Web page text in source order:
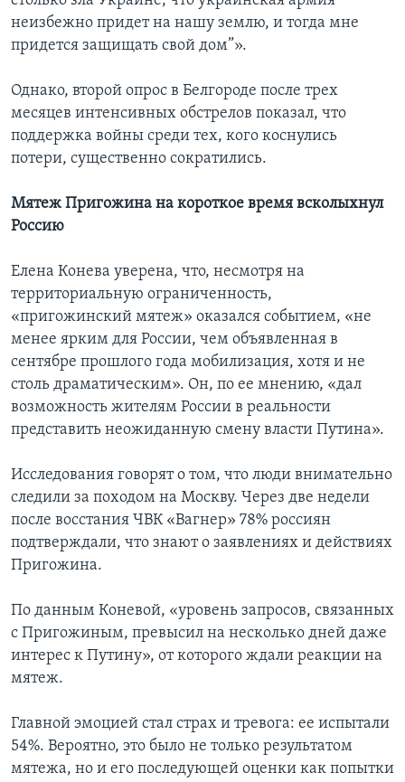
неизбежно придет на нашу землю, и тогда мне
придется защищать свой дом”».
Однако, второй опрос в Белгороде после трех
месяцев интенсивных обстрелов показал, что
поддержка войны среди тех, кого коснулись
потери, существенно сократились.
Мятеж Пригожина на короткое время всколыхнул
Россию
Елена Конева уверена, что, несмотря на
территориальную ограниченность,
«пригожинский мятеж» оказался событием, «не
менее ярким для России, чем объявленная в
сентябре прошлого года мобилизация, хотя и не
столь драматическим». Он, по ее мнению, «дал
возможность жителям России в реальности
представить неожиданную смену власти Путина».
Исследования говорят о том, что люди внимательно
следили за походом на Москву. Через две недели
после восстания ЧВК «Вагнер» 78% россиян
подтверждали, что знают о заявлениях и действиях
Пригожина.
По данным Коневой, «уровень запросов, связанных
с Пригожиным, превысил на несколько дней даже
интерес к Путину», от которого ждали реакции на
мятеж.
Главной эмоцией стал страх и тревога: ее испытали
54%. Вероятно, это было не только результатом
мятежа, но и его последующей оценки как попытки